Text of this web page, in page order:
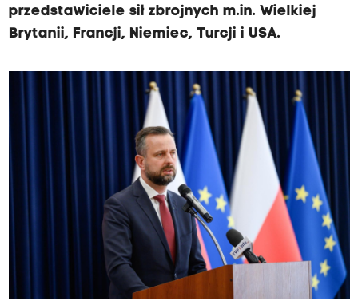
przedstawiciele sił zbrojnych m.in. Wielkiej
Brytanii, Francji, Niemiec, Turcji i USA.